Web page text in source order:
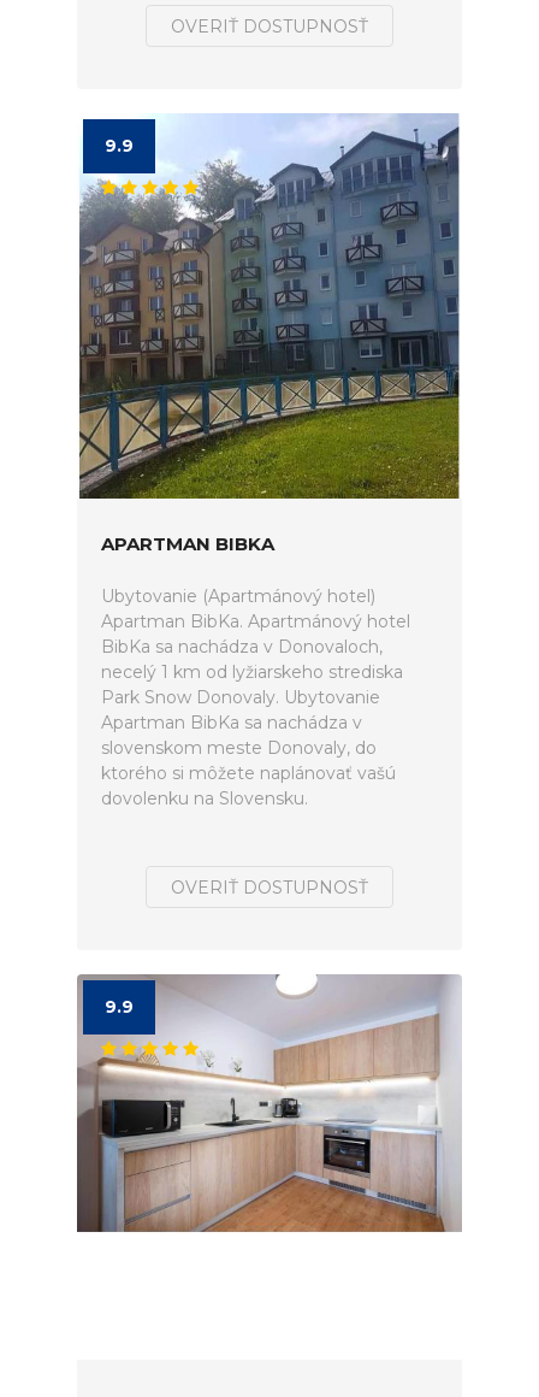
OVERIŤ DOSTUPNOSŤ
9.9
APARTMAN BIBKA
Ubytovanie (Apartmánový hotel)
Apartman BibKa. Apartmánový hotel
BibKa sa nachádza v Donovaloch,
necelý 1 km od lyžiarskeho strediska
Park Snow Donovaly. Ubytovanie
Apartman BibKa sa nachádza v
slovenskom meste Donovaly, do
ktorého si môžete naplánovať vašú
dovolenku na Slovensku.
OVERIŤ DOSTUPNOSŤ
9.9